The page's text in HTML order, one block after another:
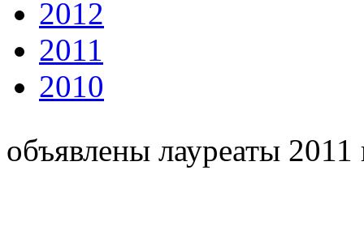
2012
2011
2010
объявлены лауреаты 2011